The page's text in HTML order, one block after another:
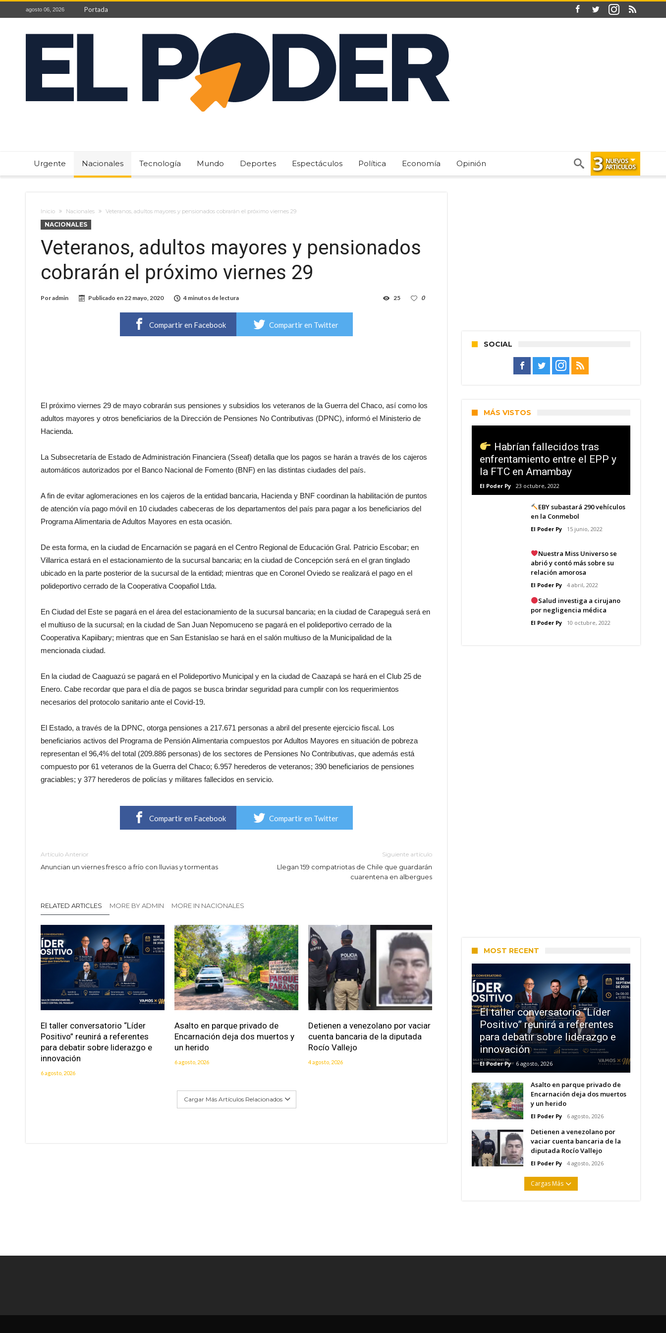
agosto 06, 2026 Portada
Urgente Nacionales Tecnología Mundo Deportes Espectáculos Política Economía Opinión 3 NUEVOS
ARTÍCULOS
Inicio Nacionales Veteranos, adultos mayores y pensionados cobrarán el próximo viernes 29
NACIONALES
Veteranos, adultos mayores y pensionados
cobrarán el próximo viernes 29
Poradmin Publicado en22 mayo, 2020 4 minutos de lectura 0
25
Compartir en Facebook Compartir en Twitter
El próximo viernes 29 de mayo cobrarán sus pensiones y subsidios los veteranos de la Guerra del Chaco, así como los
adultos mayores y otros beneficiarios de la Dirección de Pensiones No Contributivas (DPNC), informó el Ministerio de
Hacienda.
La Subsecretaría de Estado de Administración Financiera (Sseaf) detalla que los pagos se harán a través de los cajeros
automáticos autorizados por el Banco Nacional de Fomento (BNF) en las distintas ciudades del país.
A fin de evitar aglomeraciones en los cajeros de la entidad bancaria, Hacienda y BNF coordinan la habilitación de puntos
de atención vía pago móvil en 10 ciudades cabeceras de los departamentos del país para pagar a los beneficiarios del
Programa Alimentaria de Adultos Mayores en esta ocasión.
De esta forma, en la ciudad de Encarnación se pagará en el Centro Regional de Educación Gral. Patricio Escobar; en
Villarrica estará en el estacionamiento de la sucursal bancaria; en la ciudad de Concepción será en el gran tinglado
ubicado en la parte posterior de la sucursal de la entidad; mientras que en Coronel Oviedo se realizará el pago en el
polideportivo cerrado de la Cooperativa Coopafiol Ltda.
En Ciudad del Este se pagará en el área del estacionamiento de la sucursal bancaria; en la ciudad de Carapeguá será en
el multiuso de la sucursal; en la ciudad de San Juan Nepomuceno se pagará en el polideportivo cerrado de la
Cooperativa Kapiibary; mientras que en San Estanislao se hará en el salón multiuso de la Municipalidad de la
mencionada ciudad.
En la ciudad de Caaguazú se pagará en el Polideportivo Municipal y en la ciudad de Caazapá se hará en el Club 25 de
Enero. Cabe recordar que para el día de pagos se busca brindar seguridad para cumplir con los requerimientos
necesarios del protocolo sanitario ante el Covid-19.
El Estado, a través de la DPNC, otorga pensiones a 217.671 personas a abril del presente ejercicio fiscal. Los
beneficiarios activos del Programa de Pensión Alimentaria compuestos por Adultos Mayores en situación de pobreza
representan el 96,4% del total (209.886 personas) de los sectores de Pensiones No Contributivas, que además está
compuesto por 61 veteranos de la Guerra del Chaco; 6.957 herederos de veteranos; 390 beneficiarios de pensiones
graciables; y 377 herederos de policías y militares fallecidos en servicio.
Compartir en Facebook Compartir en Twitter
Artículo Anterior
Anuncian un viernes fresco a frío con lluvias y tormentas
Siguiente artículo
Llegan 159 compatriotas de Chile que guardarán
cuarentena en albergues
RELATED ARTICLES MORE BY ADMIN MORE IN NACIONALES
El taller conversatorio “Líder
Positivo” reunirá a referentes
para debatir sobre liderazgo e
innovación
6 agosto, 2026
Asalto en parque privado de
Encarnación deja dos muertos y
un herido
6 agosto, 2026
Detienen a venezolano por vaciar
cuenta bancaria de la diputada
Rocío Vallejo
4 agosto, 2026
Cargar Más Artículos Relacionados
SOCIAL
MÁS VISTOS
Habrían fallecidos tras
enfrentamiento entre el EPP y
la FTC en Amambay
El Poder Py 23 octubre, 2022
EBY subastará 290 vehículos
en la Conmebol
El Poder Py 15 junio, 2022
Nuestra Miss Universo se
abrió y contó más sobre su
relación amorosa
El Poder Py 4 abril, 2022
Salud investiga a cirujano
por negligencia médica
El Poder Py 10 octubre, 2022
MOST RECENT
El taller conversatorio “Líder
Positivo” reunirá a referentes
para debatir sobre liderazgo e
innovación
El Poder Py 6 agosto, 2026
Asalto en parque privado de
Encarnación deja dos muertos
y un herido
El Poder Py 6 agosto, 2026
Detienen a venezolano por
vaciar cuenta bancaria de la
diputada Rocío Vallejo
El Poder Py 4 agosto, 2026
Cargas Más